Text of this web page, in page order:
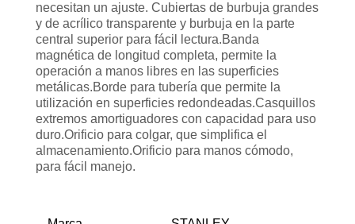
necesitan un ajuste. Cubiertas de burbuja grandes
y de acrílico transparente y burbuja en la parte
central superior para fácil lectura.Banda
magnética de longitud completa, permite la
operación a manos libres en las superficies
metálicas.Borde para tubería que permite la
utilización en superficies redondeadas.Casquillos
extremos amortiguadores con capacidad para uso
duro.Orificio para colgar, que simplifica el
almacenamiento.Orificio para manos cómodo,
para fácil manejo.